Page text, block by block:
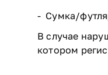
Сумка/
В случае
котором